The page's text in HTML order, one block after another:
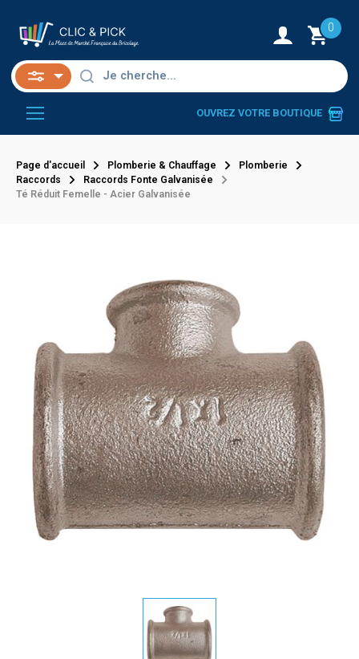
0
OUVREZ VOTRE BOUTIQUE
Page d'accueil Plomberie & Chauffage
Plomberie
Raccords
Raccords Fonte Galvanisée
Té Réduit Femelle - Acier Galvanisée